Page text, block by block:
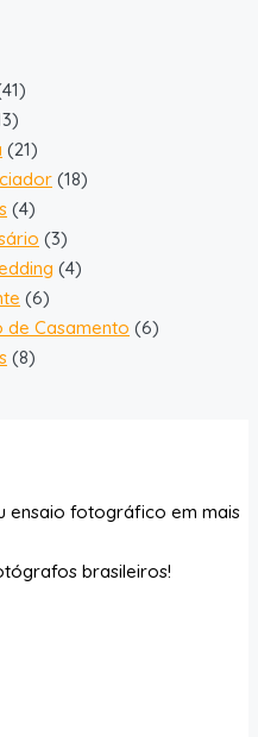
(21)
(18)
(4)
(3)
(4)
(6)
de Casamento (6)
(8)
ensaio fotográfico em mais
brasileiros!